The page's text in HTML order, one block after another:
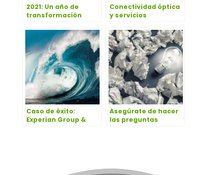
2021: Un año de
transformación
Conectividad óptica
y servicios
Caso de éxito:
Experian Group &
Asegúrate de hacer
las preguntas